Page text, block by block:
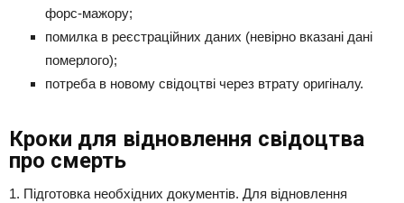
форс-мажору;
помилка в реєстраційних даних (невірно вказані дані
померлого);
потреба в новому свідоцтві через втрату оригіналу.
Кроки для відновлення свідоцтва
про смерть
1. Підготовка необхідних документів. Для відновлення